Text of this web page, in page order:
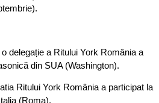
delegație a Ritului York România a
din SUA (Washington).
Ritului York România a participat la
(Roma).